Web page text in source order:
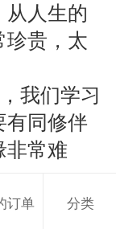
从人生的
珍贵，太
我们学习
有同修伴
非常难
命无常”，
订单 分类